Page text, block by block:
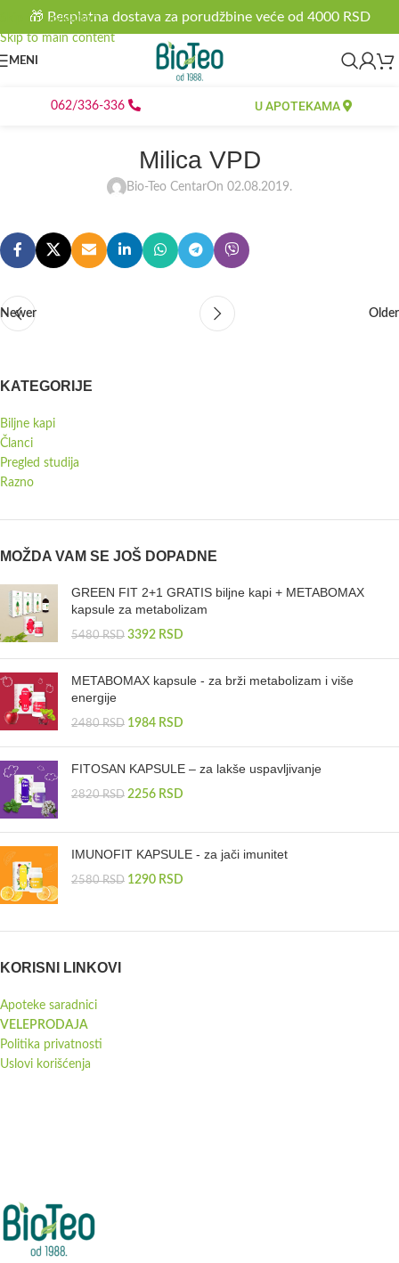
Skip to navigation
Skip to main content
🎁 Besplatna dostava za porudžbine veće od 4000 RSD
MENI
062/336-336 U APOTEKAMA
Milica VPD
Bio-Teo CentarOn 02.08.2019.
Newer Older
KATEGORIJE
Biljne kapi
Članci
Pregled studija
Razno
MOŽDA VAM SE JOŠ DOPADNE
GREEN FIT 2+1 GRATIS biljne kapi + METABOMAX
kapsule za metabolizam
5480RSD 3392 RSD
METABOMAX kapsule - za brži metabolizam i više
energije
2480RSD 1984 RSD
FITOSAN KAPSULE – za lakše uspavljivanje
2820RSD 2256 RSD
IMUNOFIT KAPSULE - za jači imunitet
2580RSD 1290 RSD
KORISNI LINKOVI
Apoteke saradnici
VELEPRODAJA
Politika privatnosti
Uslovi korišćenja